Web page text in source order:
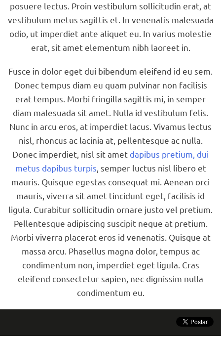
posuere lectus. Proin vestibulum sollicitudin erat, at
vestibulum metus sagittis et. In venenatis malesuada
odio, ut imperdiet ante aliquet eu. In varius molestie
erat, sit amet elementum nibh laoreet in.
Fusce in dolor eget dui bibendum eleifend id eu sem.
Donec tempus diam eu quam pulvinar non facilisis
erat tempus. Morbi fringilla sagittis mi, in semper
diam malesuada sit amet. Nulla id vestibulum felis.
Nunc in arcu eros, at imperdiet lacus. Vivamus lectus
nisl, rhoncus ac lacinia at, pellentesque ac nulla.
Donec imperdiet, nisl sit amet dapibus pretium, dui
metus dapibus turpis , semper luctus nisl libero et
mauris. Quisque egestas consequat mi. Aenean orci
mauris, viverra sit amet tincidunt eget, facilisis id
ligula. Curabitur sollicitudin ornare justo vel pretium.
Pellentesque adipiscing suscipit neque at pretium.
Morbi viverra placerat eros id venenatis. Quisque at
massa arcu. Phasellus magna dolor, tempus ac
condimentum non, imperdiet eget ligula. Cras
eleifend consectetur sapien, nec dignissim nulla
condimentum eu.